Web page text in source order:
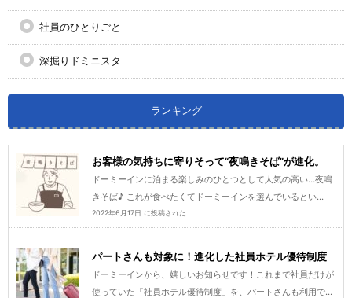
社員のひとりごと
深掘りドミニスタ
ランキング
お客様の気持ちに寄りそって“夜鳴きそば”が進化。
ドーミーインに泊まる楽しみのひとつとして人気の高い…夜鳴
きそば♪ これが食べたくてドーミーインを選んでいるとい...
2022年6月17日 に投稿された
パートさんも対象に！進化した社員ホテル優待制度
ドーミーインから、嬉しいお知らせです！これまで社員だけが
使っていた「社員ホテル優待制度」を、パートさんも利用で...